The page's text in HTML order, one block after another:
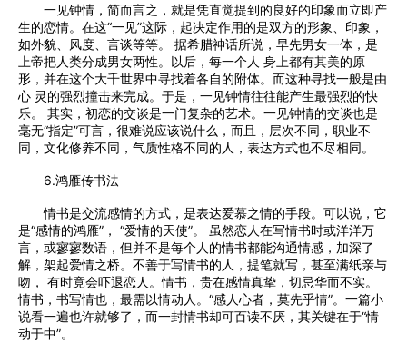
一见钟情，简而言之，就是凭直觉提到的良好的印象而立即产
生的恋情。在这“一见”这际，起决定作用的是双方的形象、印象，
如外貌、风度、言谈等等。 据希腊神话所说，早先男女一体，是
上帝把人类分成男女两性。以后，每一个人 身上都有其美的原
形，并在这个大千世界中寻找着各自的附体。而这种寻找一般是由
心 灵的强烈撞击来完成。于是，一见钟情往往能产生最强烈的快
乐。 其实，初恋的交谈是一门复杂的艺术。一见钟情的交谈也是
毫无“指定”可言，很难说应该说什么，而且，层次不同，职业不
同，文化修养不同，气质性格不同的人，表达方式也不尽相同。
6.鸿雁传书法
情书是交流感情的方式，是表达爱慕之情的手段。可以说，它
是“感情的鸿雁”， “爱情的天使”。 虽然恋人在写情书时或洋洋万
言，或寥寥数语，但并不是每个人的情书都能沟通情感，加深了
解，架起爱情之桥。不善于写情书的人，提笔就写，甚至满纸亲与
吻， 有时竟会吓退恋人。情书，贵在感情真挚，切忌华而不实。
情书，书写情也，最需以情动人。“感人心者，莫先乎情”。一篇小
说看一遍也许就够了，而一封情书却可百读不厌，其关键在于“情
动于中”。